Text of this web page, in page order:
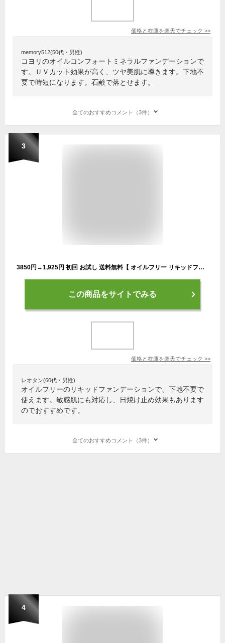
価格と在庫を楽天でチェック >>
memory512(50代・男性)
コヨリのオイルコンフォートミネラルファンデーションで
す。ＵＶカット効果が高く、ツヤ美肌に導きます。下地不
要で時短になります。石鹸で落とせます。
全てのおすすめコメント（3件）
3
3850円→1,925円 初回 お試し 送料無料【 オイルフリー リキッドファンデーション 】30ml ベルリッチ化粧品 水溶性 BBクリーム ファンデーション 敏感肌 ナチュラル 自然 美容液 時短 簡単 下地不要 日焼け止め
この商品をサイトでみる
価格と在庫を楽天でチェック >>
レオタン(60代・男性)
オイルフリーのリキッドファンデーションで、下地不要で
使えます。敏感肌にも対応し、日焼け止め効果もあります
のでおすすめです。
全てのおすすめコメント（3件）
4